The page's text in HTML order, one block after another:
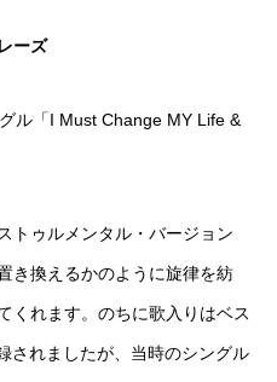
ーズ
ル「I Must Change MY Life &
トゥルメンタル・バージョン
き換えるかのように旋律を紡
くれます。のちに歌入りはベス
されましたが、当時のシングル